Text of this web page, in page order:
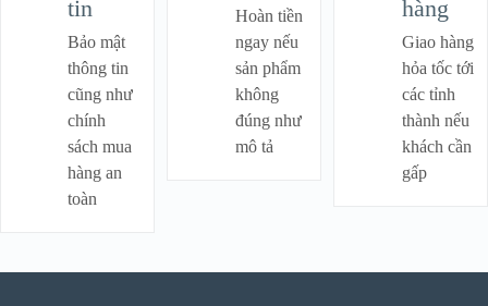
tin
Bảo mật
thông tin
cũng như
chính
sách mua
hàng an
toàn
Hoàn tiền
ngay nếu
sản phẩm
không
đúng như
mô tả
hàng
Giao hàng
hỏa tốc tới
các tỉnh
thành nếu
khách cần
gấp